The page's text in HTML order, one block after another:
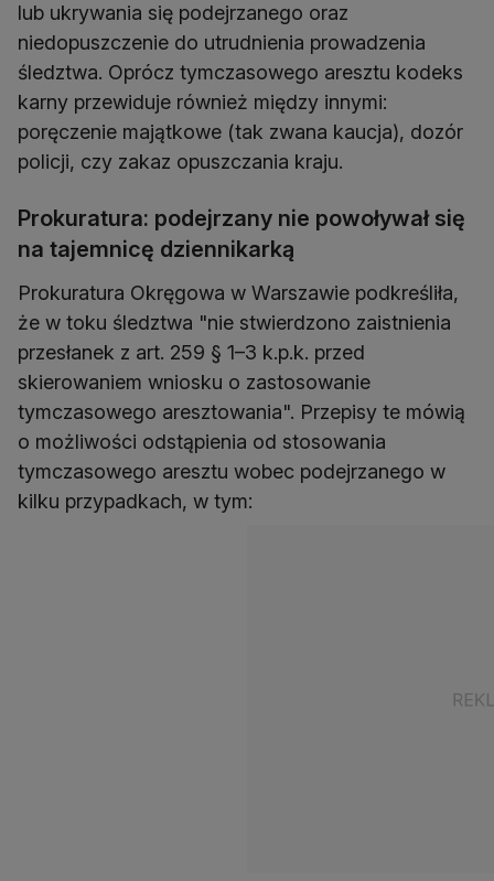
lub ukrywania się podejrzanego oraz
niedopuszczenie do utrudnienia prowadzenia
śledztwa. Oprócz tymczasowego aresztu kodeks
karny przewiduje również między innymi:
poręczenie majątkowe (tak zwana kaucja), dozór
policji, czy zakaz opuszczania kraju.
Prokuratura: podejrzany nie powoływał się
na tajemnicę dziennikarką
Prokuratura Okręgowa w Warszawie podkreśliła,
że w toku śledztwa "nie stwierdzono zaistnienia
przesłanek z art. 259 § 1–3 k.p.k. przed
skierowaniem wniosku o zastosowanie
tymczasowego aresztowania". Przepisy te mówią
o możliwości odstąpienia od stosowania
tymczasowego aresztu wobec podejrzanego w
kilku przypadkach, w tym: